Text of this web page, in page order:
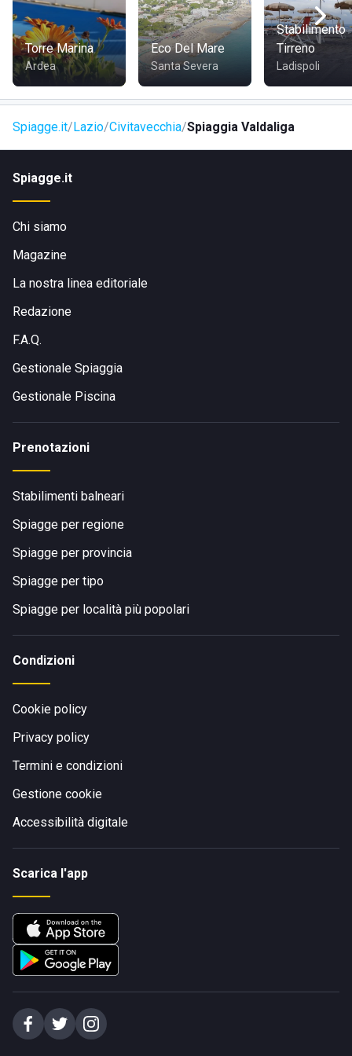
splendida pinetache circonda la spiaggia. Inoltre, la
località dista solamente dieci minuti di macchina dal porto
di Civitavecchia!
Torre Marina
Ardea
Eco Del Mare
Santa Severa
Stabilimento
Tirreno
Ladispoli
Spiagge.it Lazio Civitavecchia Spiaggia Valdaliga
Spiagge.it
Chi siamo
Magazine
La nostra linea editoriale
Redazione
F.A.Q.
Gestionale Spiaggia
Gestionale Piscina
Prenotazioni
Stabilimenti balneari
Spiagge per regione
Spiagge per provincia
Spiagge per tipo
Spiagge per località più popolari
Condizioni
Cookie policy
Privacy policy
Termini e condizioni
Gestione cookie
Accessibilità digitale
Scarica l'app